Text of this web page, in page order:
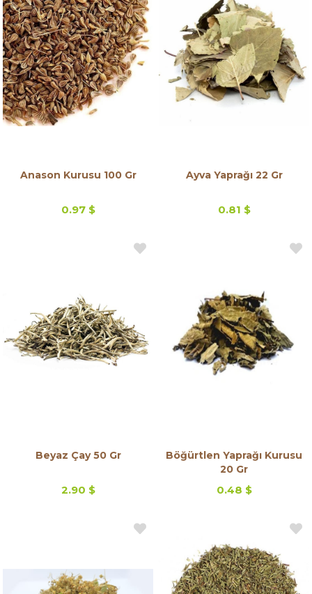
Anason Kurusu 100 Gr
0.97 $
Ayva Yaprağı 22 Gr
0.81 $
Beyaz Çay 50 Gr
2.90 $
Böğürtlen Yaprağı Kurusu
20 Gr
0.48 $